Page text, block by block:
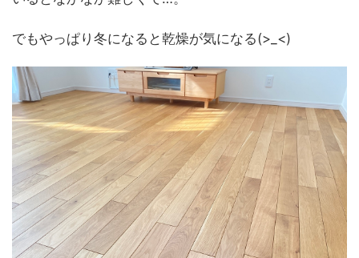
でもやっぱり冬になると乾燥が気になる(>_<)